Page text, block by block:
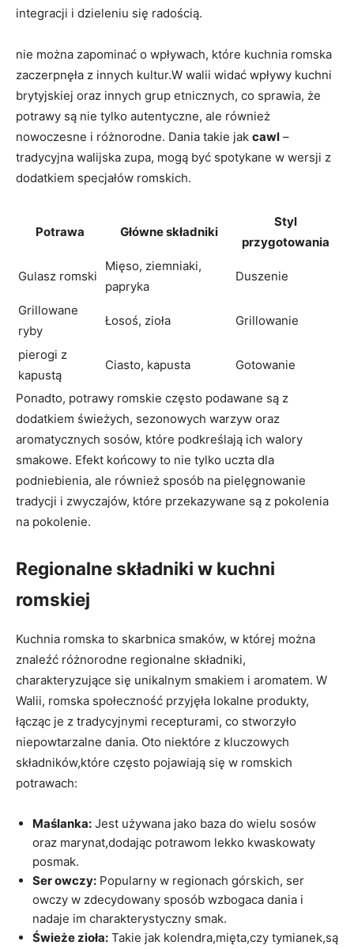
integracji i dzieleniu się radością.
nie można zapominać o wpływach, które kuchnia romska
zaczerpnęła z innych kultur.W walii widać wpływy kuchni
brytyjskiej oraz innych grup etnicznych, co sprawia, że
potrawy są nie tylko autentyczne, ale również
nowoczesne i różnorodne. Dania takie jak cawl –
tradycyjna walijska zupa, mogą być spotykane w wersji z
dodatkiem specjałów romskich.
Potrawa Główne składniki
Styl
przygotowania
Gulasz romski
Mięso, ziemniaki,
papryka
Duszenie
Grillowane
ryby
Łosoś, zioła Grillowanie
pierogi z
kapustą
Ciasto, kapusta Gotowanie
Ponadto, potrawy romskie często podawane są z
dodatkiem świeżych, sezonowych warzyw oraz
aromatycznych sosów, które podkreślają ich walory
smakowe. Efekt końcowy to nie tylko uczta dla
podniebienia, ale również sposób na pielęgnowanie
tradycji i zwyczajów, które przekazywane są z pokolenia
na pokolenie.
Regionalne składniki w kuchni
romskiej
Kuchnia romska to skarbnica smaków, w której można
znaleźć różnorodne regionalne składniki,
charakteryzujące się unikalnym smakiem i aromatem. W
Walii, romska społeczność przyjęła lokalne produkty,
łącząc je z tradycyjnymi recepturami, co stworzyło
niepowtarzalne dania. Oto niektóre z kluczowych
składników,które często pojawiają się w romskich
potrawach:
Maślanka: Jest używana jako baza do wielu sosów
oraz marynat,dodając potrawom lekko kwaskowaty
posmak.
Ser owczy: Popularny w regionach górskich, ser
owczy w zdecydowany sposób wzbogaca dania i
nadaje im charakterystyczny smak.
Świeże zioła: Takie jak kolendra,mięta,czy tymianek,są